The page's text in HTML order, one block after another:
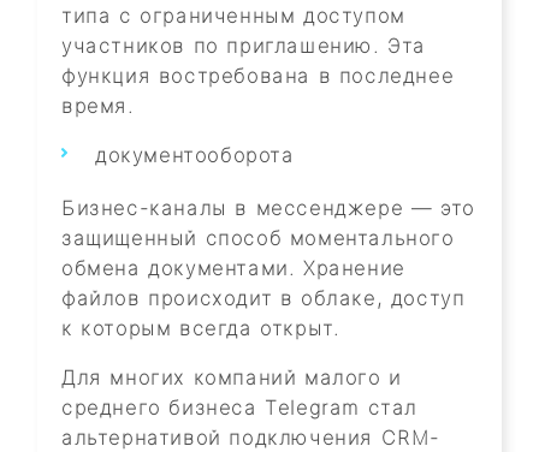
типа с ограниченным доступом
участников по приглашению. Эта
функция востребована в последнее
время.
документооборота
Бизнес-каналы в мессенджере — это
защищенный способ моментального
обмена документами. Хранение
файлов происходит в облаке, доступ
к которым всегда открыт.
Для многих компаний малого и
среднего бизнеса Telegram стал
альтернативой подключения CRM-